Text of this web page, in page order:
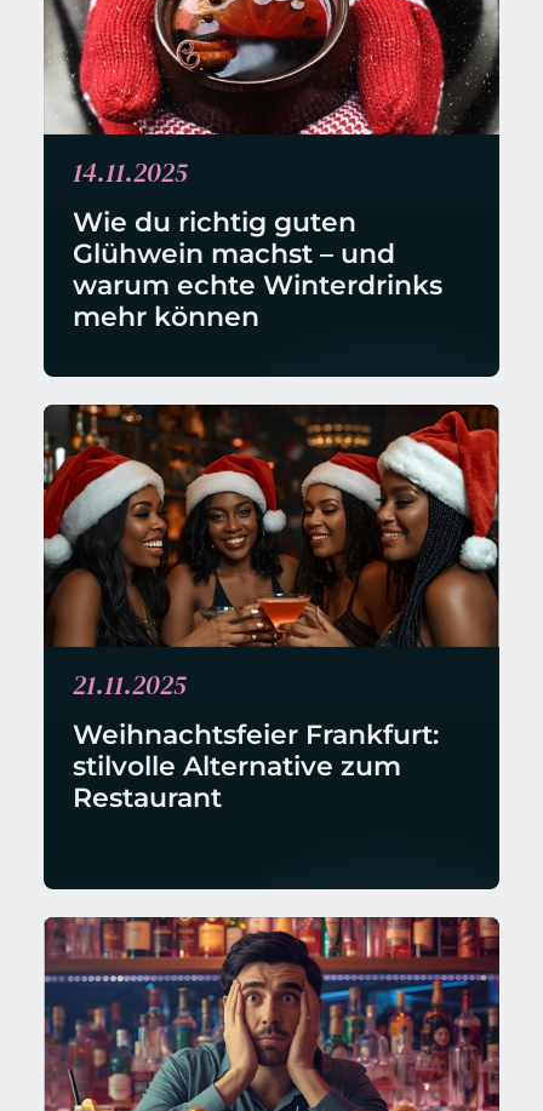
14.11.2025
Wie du richtig guten
Glühwein machst – und
warum echte Winterdrinks
mehr können
21.11.2025
Weihnachtsfeier Frankfurt:
stilvolle Alternative zum
Restaurant